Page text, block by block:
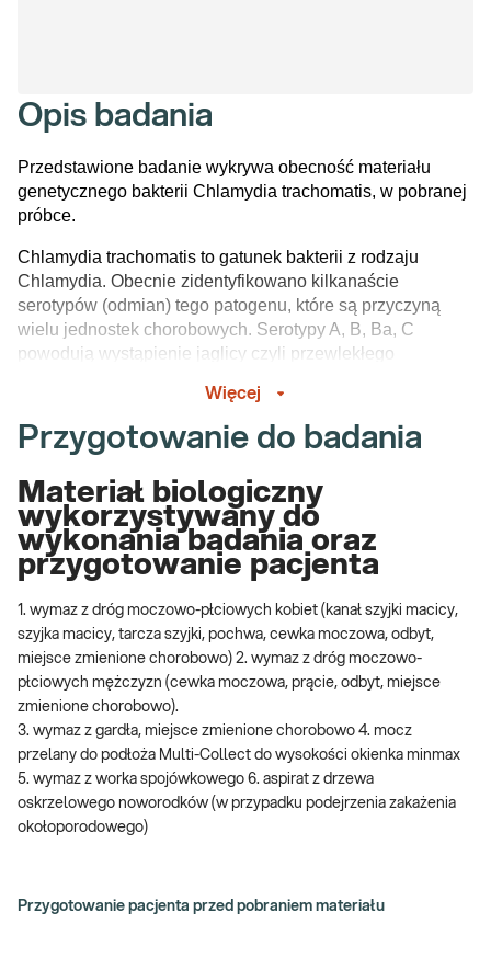
Opis badania
Przedstawione badanie wykrywa obecność materiału
genetycznego bakterii Chlamydia trachomatis, w pobranej
próbce.
Chlamydia trachomatis to gatunek bakterii z rodzaju
Chlamydia. Obecnie zidentyfikowano kilkanaście
serotypów (odmian) tego patogenu, które są przyczyną
wielu jednostek chorobowych. Serotypy A, B, Ba, C
powodują wystąpienie jaglicy czyli przewlekłego
spojówki, bliznowacenia a w konsekwencji ślepoty;
serotypy D-K są najczęstszą przyczyną chlamydiozy
(choroby przenoszonej drogą płciową), zakażenia układu
macicy u kobiet lub zapalenia płuc i spojówek u
noworodków; serotypy L1-L3 wywołują ziarnicę
weneryczną pachwin, prowadząc do deformacji narządów
moczowo-płciowych.
Chlamydia trachomatis jest czynnikiem sprawczym
Chlamydii rozumianej jako choroby przenoszonej drogą
płciową.
Zakażenie C. trachomatis przenoszone drogą płciową
może powodować nierzeżączkowe zapalenie cewki
moczowej u mężczyzn w konsekwencji prowadząc do
zapalenia najądrzy, zapalenia cewki moczowej. W około
połowie przypadków jest to zakażenie bezobjawowe.
Natomiast w przypadku kobiet, bakteria ta wywołuje ostre
rozwoju endometriozy i trudności w zajściu lub utrzymaniu
ciąży.
Więcej
Przygotowanie do badania
Materiał biologiczny
wykorzystywany do
wykonania badania oraz
przygotowanie pacjenta
1. wymaz z dróg moczowo-płciowych kobiet (kanał szyjki macicy,
szyjka macicy, tarcza szyjki, pochwa, cewka moczowa, odbyt,
miejsce zmienione chorobowo) 2. wymaz z dróg moczowo-
płciowych mężczyzn (cewka moczowa, prącie, odbyt, miejsce
zmienione chorobowo).
3. wymaz z gardła, miejsce zmienione chorobowo 4. mocz
przelany do podłoża Multi-Collect do wysokości okienka minmax
5. wymaz z worka spojówkowego 6. aspirat z drzewa
oskrzelowego noworodków (w przypadku podejrzenia zakażenia
okołoporodowego)
Przygotowanie pacjenta przed pobraniem materiału